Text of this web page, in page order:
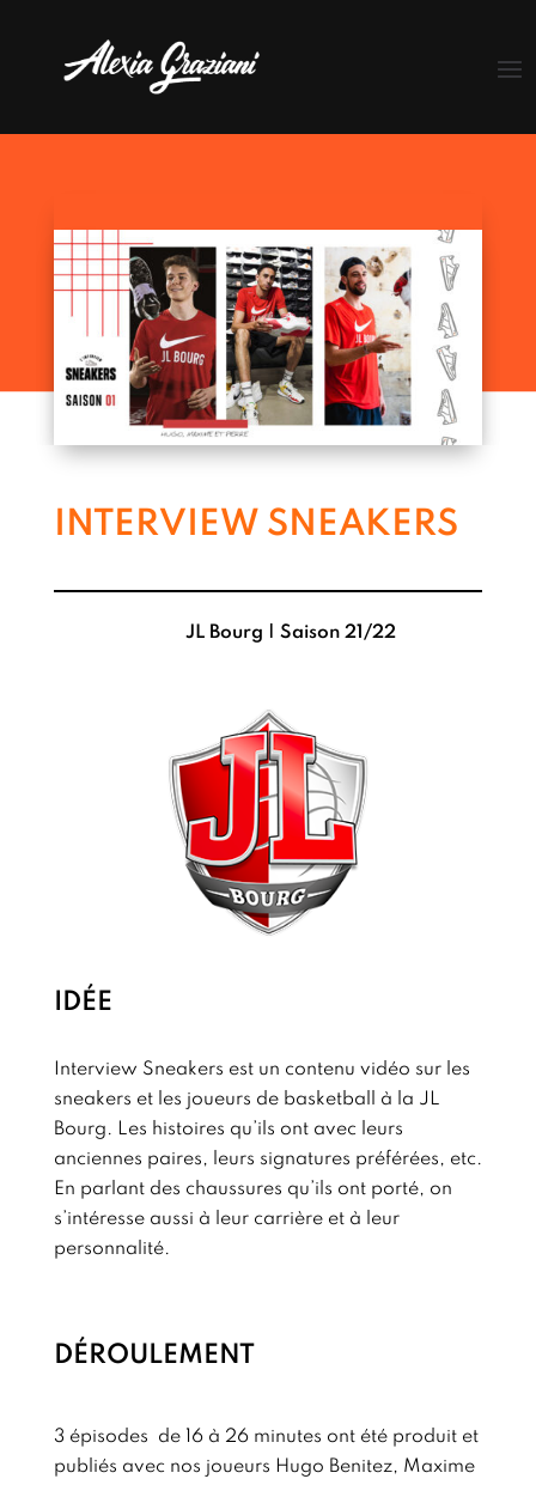
INTERVIEW SNEAKERS
JL Bourg Saison 21/22
IDÉE
Interview Sneakers est un contenu vidéo sur les
sneakers et les joueurs de basketball à la JL
Bourg. Les histoires qu’ils ont avec leurs
anciennes paires, leurs signatures préférées, etc.
En parlant des chaussures qu’ils ont porté, on
s’intéresse aussi à leur carrière et à leur
personnalité.
DÉROULEMENT
3 épisodes de 16 à 26 minutes ont été produit et
publiés avec nos joueurs Hugo Benitez, Maxime